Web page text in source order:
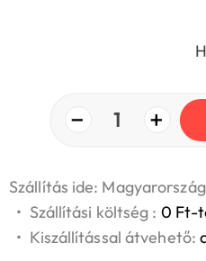
− 1 +
Szállítás ide: Magyarország
• Szállítási költség : 0 Ft-
• Kiszállítással átvehető: